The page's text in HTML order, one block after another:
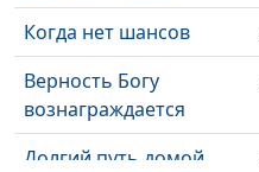
Когда нет шансов
Верность Богу
вознаграждается
Долгий путь домой